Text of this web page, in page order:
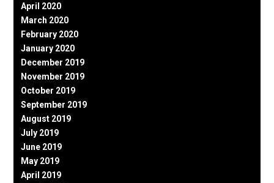
April 2020
March 2020
February 2020
January 2020
December 2019
November 2019
October 2019
September 2019
August 2019
July 2019
June 2019
May 2019
April 2019